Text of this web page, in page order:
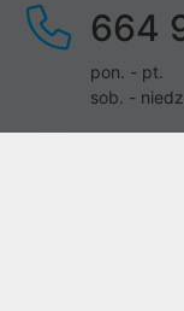
664
pon. - pt.
sob. -